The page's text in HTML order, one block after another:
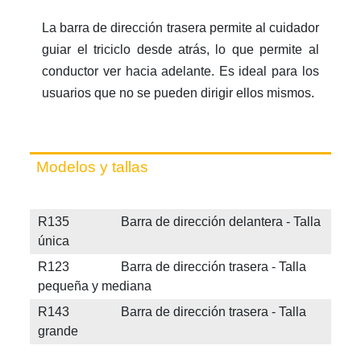
La barra de dirección trasera permite al cuidador
guiar el triciclo desde atrás, lo que permite al
conductor ver hacia adelante. Es ideal para los
usuarios que no se pueden dirigir ellos mismos.
Modelos y tallas
R135 Barra de dirección delantera - Talla
única
R123 Barra de dirección trasera - Talla
pequeña y mediana
R143 Barra de dirección trasera - Talla
grande